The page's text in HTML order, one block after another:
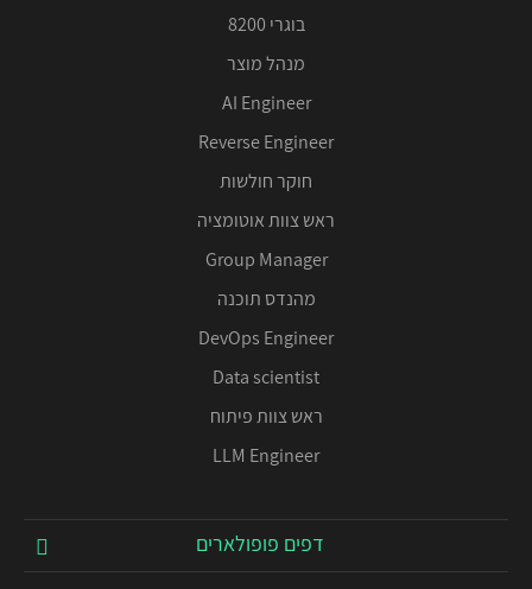
בוגרי 8200
מנהל מוצר
AI Engineer
Reverse Engineer
חוקר חולשות
ראש צוות אוטומציה
Group Manager
מהנדס תוכנה
DevOps Engineer
Data scientist
ראש צוות פיתוח
LLM Engineer
דפים פופולארים